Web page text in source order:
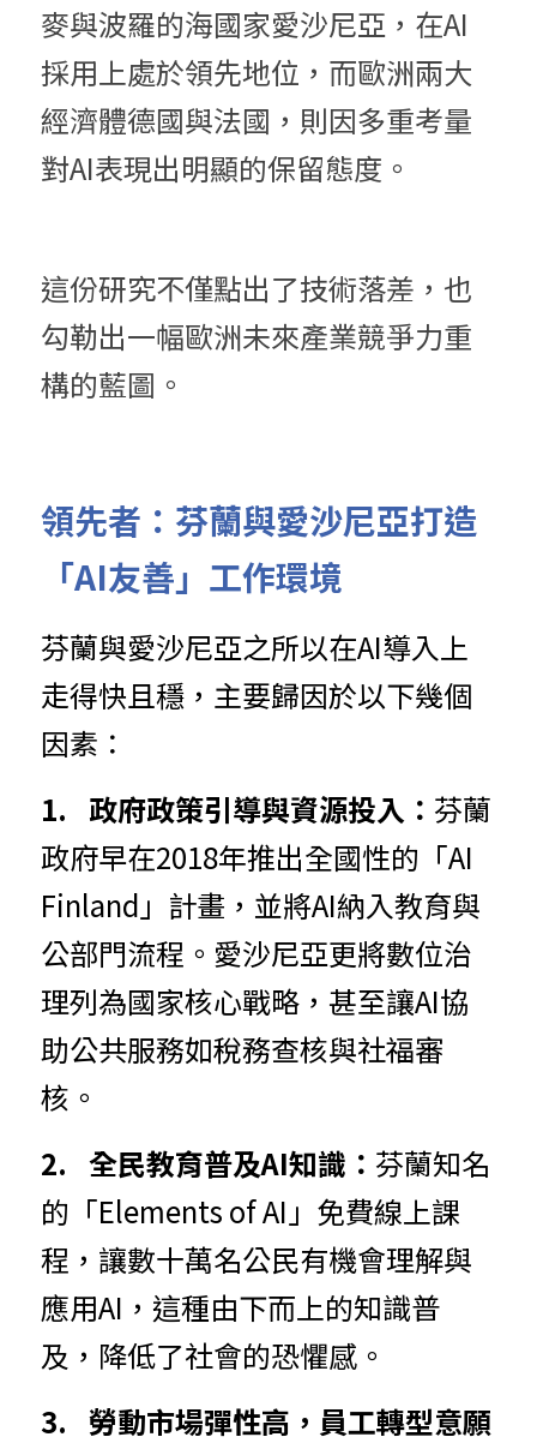
麥與波羅的海國家愛沙尼亞，在AI
採用上處於領先地位，而歐洲兩大
經濟體德國與法國，則因多重考量
對AI表現出明顯的保留態度。
這份研究不僅點出了技術落差，也
勾勒出一幅歐洲未來產業競爭力重
構的藍圖。
領先者：芬蘭與愛沙尼亞打造
「AI友善」工作環境
芬蘭與愛沙尼亞之所以在AI導入上
走得快且穩，主要歸因於以下幾個
因素：
1
政府政策引導與資源投入： 芬蘭
政府早在2018年推出全國性的「AI
Finland」計畫，並將AI納入教育與
公部門流程。愛沙尼亞更將數位治
理列為國家核心戰略，甚至讓AI協
助公共服務如稅務查核與社福審
核。
2
全民教育普及AI知識： 芬蘭知名
的「Elements of AI」免費線上課
程，讓數十萬名公民有機會理解與
應用AI，這種由下而上的知識普
及，降低了社會的恐懼感。
3
勞動市場彈性高，員工轉型意願